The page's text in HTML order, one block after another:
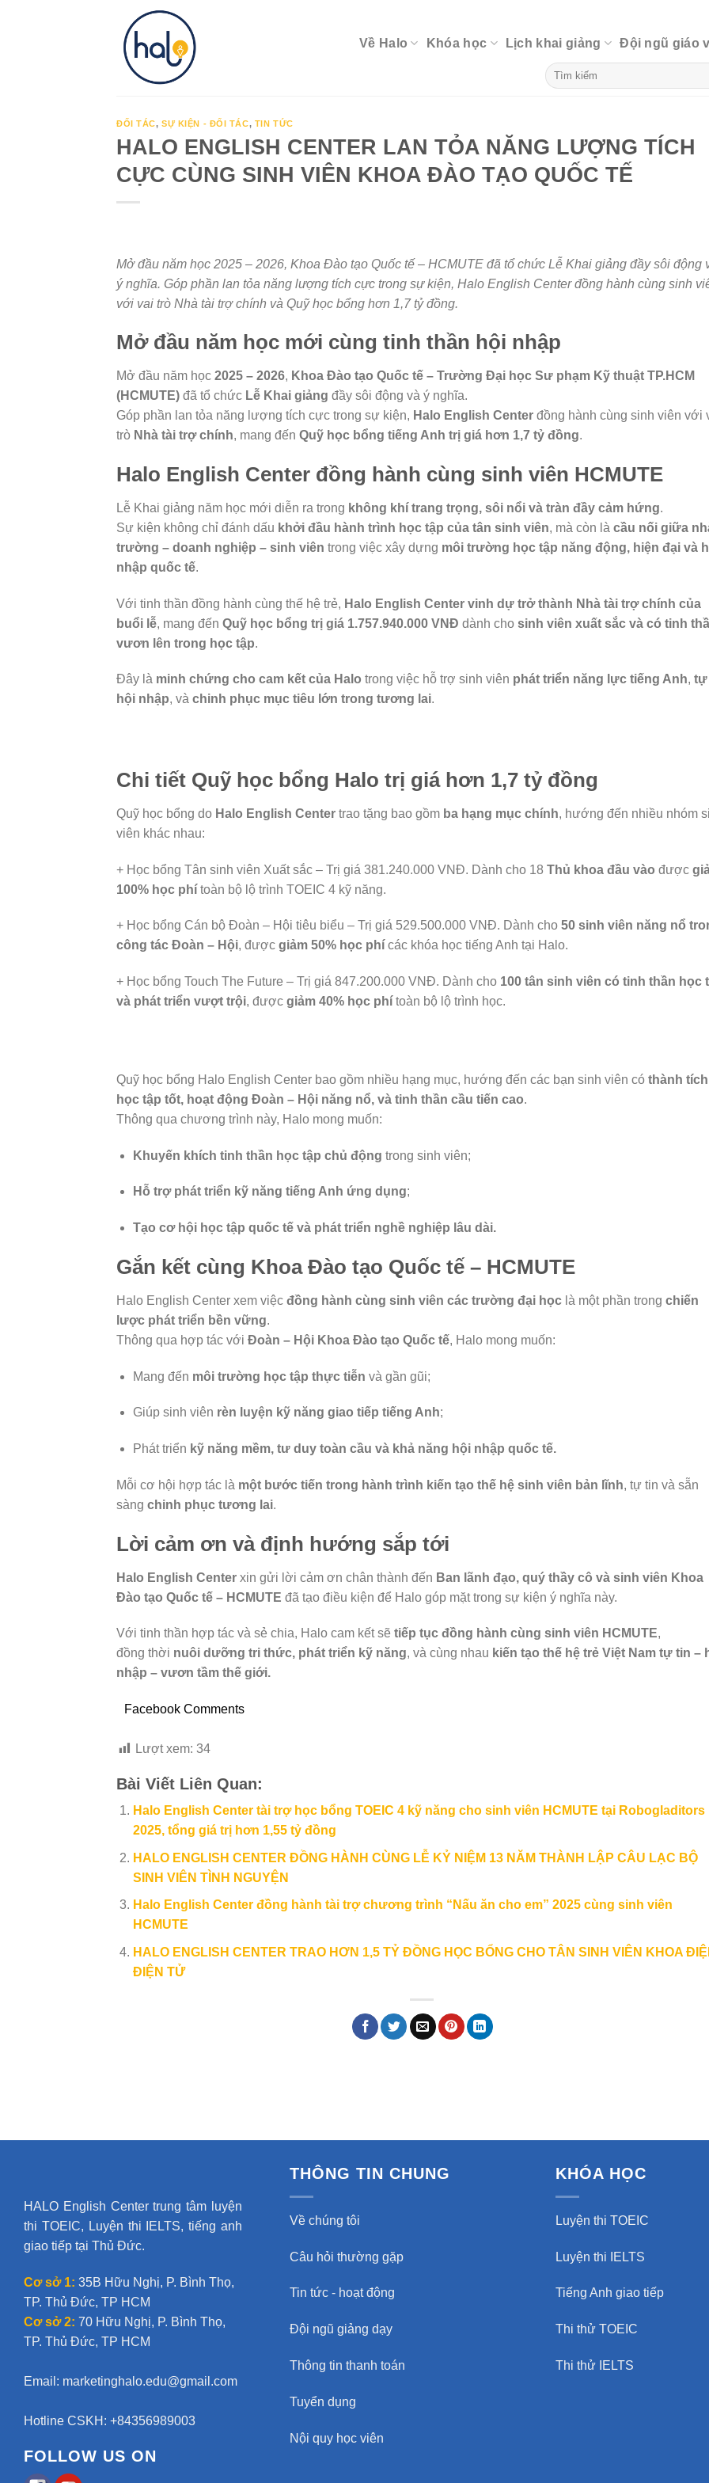
Về Halo Khóa học Lịch khai giảng Đội ngũ giáo
ĐỐI TÁC,SỰ KIỆN - ĐỐI TÁC, TIN TỨC
HALO ENGLISH CENTER LAN TỎA NĂNG LƯỢNG TÍCH
CỰC CÙNG SINH VIÊN KHOA ĐÀO TẠO QUỐC TẾ
Mở đầu năm học 2025 – 2026, Khoa Đào tạo Quốc tế – HCMUTE đã tổ chức Lễ Khai giảng đầy sôi động
ý nghĩa. Góp phần lan tỏa năng lượng tích cực trong sự kiện, Halo English Center đồng hành cùng sinh
với vai trò Nhà tài trợ chính và Quỹ học bổng hơn 1,7 tỷ đồng.
Mở đầu năm học mới cùng tinh thần hội nhập
Mở đầu năm học 2025 – 2026, Khoa Đào tạo Quốc tế – Trường Đại học Sư phạm Kỹ thuật TP.HCM
(HCMUTE) đã tổ chức Lễ Khai giảng đầy sôi động và ý nghĩa.
Góp phần lan tỏa năng lượng tích cực trong sự kiện, Halo English Center đồng hành cùng sinh viên với
trò Nhà tài trợ chính, mang đến Quỹ học bổng tiếng Anh trị giá hơn 1,7 tỷ đồng.
Halo English Center đồng hành cùng sinh viên HCMUTE
Lễ Khai giảng năm học mới diễn ra trong không khí trang trọng, sôi nổi và tràn đầy cảm hứng.
Sự kiện không chỉ đánh dấu khởi đầu hành trình học tập của tân sinh viên, mà còn là cầu nối giữa
trường – doanh nghiệp – sinh viên trong việc xây dựng môi trường học tập năng động, hiện đại và
nhập quốc tế.
Với tinh thần đồng hành cùng thế hệ trẻ, Halo English Center vinh dự trở thành Nhà tài trợ chính của
buổi lễ, mang đến Quỹ học bổng trị giá 1.757.940.000 VNĐ dành cho sinh viên xuất sắc và có tinh
vươn lên trong học tập.
Đây là minh chứng cho cam kết của Halo trong việc hỗ trợ sinh viên phát triển năng lực tiếng Anh, tự
hội nhập, và chinh phục mục tiêu lớn trong tương lai.
Chi tiết Quỹ học bổng Halo trị giá hơn 1,7 tỷ đồng
Quỹ học bổng do Halo English Center trao tặng bao gồm ba hạng mục chính, hướng đến nhiều nhóm
viên khác nhau:
+ Học bổng Tân sinh viên Xuất sắc – Trị giá 381.240.000 VNĐ. Dành cho 18 Thủ khoa đầu vào được
100% học phí toàn bộ lộ trình TOEIC 4 kỹ năng.
+ Học bổng Cán bộ Đoàn – Hội tiêu biểu – Trị giá 529.500.000 VNĐ. Dành cho 50 sinh viên năng nổ
công tác Đoàn – Hội, được giảm 50% học phí các khóa học tiếng Anh tại Halo.
+ Học bổng Touch The Future – Trị giá 847.200.000 VNĐ. Dành cho 100 tân sinh viên có tinh thần học
và phát triển vượt trội, được giảm 40% học phí toàn bộ lộ trình học.
Quỹ học bổng Halo English Center bao gồm nhiều hạng mục, hướng đến các bạn sinh viên có thành tích
học tập tốt, hoạt động Đoàn – Hội năng nổ, và tinh thần cầu tiến cao.
Thông qua chương trình này, Halo mong muốn:
Khuyến khích tinh thần học tập chủ động trong sinh viên;
Hỗ trợ phát triển kỹ năng tiếng Anh ứng dụng;
Tạo cơ hội học tập quốc tế và phát triển nghề nghiệp lâu dài.
Gắn kết cùng Khoa Đào tạo Quốc tế – HCMUTE
Halo English Center xem việc đồng hành cùng sinh viên các trường đại học là một phần trong chiến
lược phát triển bền vững.
Thông qua hợp tác với Đoàn – Hội Khoa Đào tạo Quốc tế, Halo mong muốn:
Mang đến môi trường học tập thực tiễn và gần gũi;
Giúp sinh viên rèn luyện kỹ năng giao tiếp tiếng Anh;
Phát triển kỹ năng mềm, tư duy toàn cầu và khả năng hội nhập quốc tế.
Mỗi cơ hội hợp tác là một bước tiến trong hành trình kiến tạo thế hệ sinh viên bản lĩnh, tự tin và sẵn
sàng chinh phục tương lai.
Lời cảm ơn và định hướng sắp tới
Halo English Center xin gửi lời cảm ơn chân thành đến Ban lãnh đạo, quý thầy cô và sinh viên Khoa
Đào tạo Quốc tế – HCMUTE đã tạo điều kiện để Halo góp mặt trong sự kiện ý nghĩa này.
Với tinh thần hợp tác và sẻ chia, Halo cam kết sẽ tiếp tục đồng hành cùng sinh viên HCMUTE,
đồng thời nuôi dưỡng tri thức, phát triển kỹ năng, và cùng nhau kiến tạo thế hệ trẻ Việt Nam tự tin –
nhập – vươn tầm thế giới.
Facebook Comments
Lượt xem: 34
Bài Viết Liên Quan:
Halo English Center tài trợ học bổng TOEIC 4 kỹ năng cho sinh viên HCMUTE tại Robogladitors
2025, tổng giá trị hơn 1,55 tỷ đồng
HALO ENGLISH CENTER ĐỒNG HÀNH CÙNG LỄ KỶ NIỆM 13 NĂM THÀNH LẬP CÂU LẠC BỘ
SINH VIÊN TÌNH NGUYỆN
Halo English Center đồng hành tài trợ chương trình “Nấu ăn cho em” 2025 cùng sinh viên
HCMUTE
HALO ENGLISH CENTER TRAO HƠN 1,5 TỶ ĐỒNG HỌC BỔNG CHO TÂN SINH VIÊN KHOA
ĐIỆN TỬ
HALO English Center trung tâm luyện
thi TOEIC, Luyện thi IELTS, tiếng anh
giao tiếp tại Thủ Đức.
Cơ sở 1: 35B Hữu Nghị, P. Bình Thọ,
TP. Thủ Đức, TP HCM
Cơ sở 2: 70 Hữu Nghị, P. Bình Thọ,
TP. Thủ Đức, TP HCM
Email: marketinghalo.edu@gmail.com
Hotline CSKH: +84356989003
FOLLOW US ON
THÔNG TIN CHUNG
Về chúng tôi
Câu hỏi thường gặp
Tin tức - hoạt động
Đội ngũ giảng dạy
Thông tin thanh toán
Tuyển dụng
Nội quy học viên
KHÓA HỌC
Luyện thi TOEIC
Luyện thi IELTS
Tiếng Anh giao tiếp
Thi thử TOEIC
Thi thử IELTS